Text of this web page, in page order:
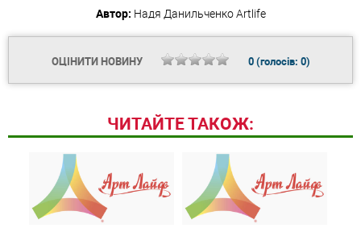
Автор: Надя ДанильченкоArtlife
ОЦІНИТИ НОВИНУ 0(голосів: 0)
ЧИТАЙТЕ ТАКОЖ: